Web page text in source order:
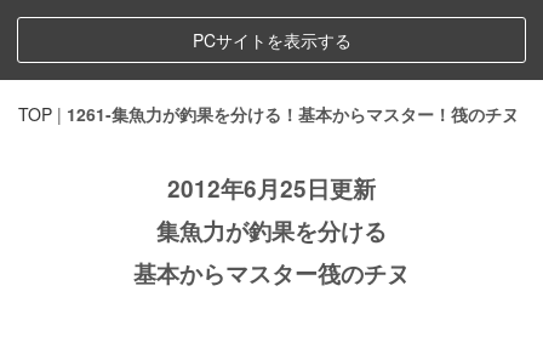
PCサイトを表示する
TOP | 1261-集魚力が釣果を分ける！基本からマスター！筏のチヌ
2012年6月25日更新
集魚力が釣果を分ける
基本からマスター筏のチヌ